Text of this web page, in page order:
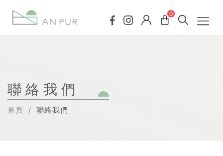
0
聯絡我們
首頁 聯絡我們